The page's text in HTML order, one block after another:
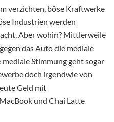
verzichten, böse Kraftwerke
Industrien werden
Aber wohin? Mittlerweile
das Auto die mediale
Stimmung geht sogar
doch irgendwie von
Geld mit
und Chai Latte